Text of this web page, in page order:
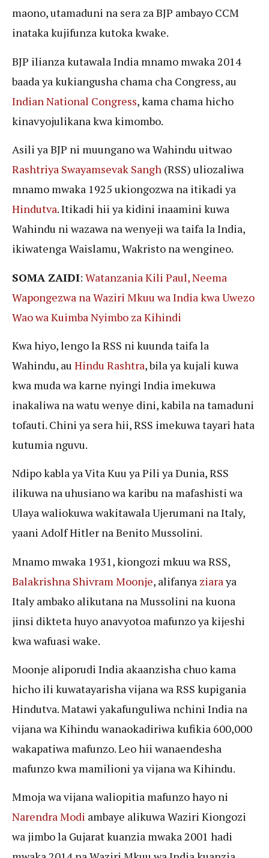
maono, utamaduni na sera za BJP ambayo CCM
inataka kujifunza kutoka kwake.
BJP ilianza kutawala India mnamo mwaka 2014
baada ya kukiangusha chama cha Congress, au
Indian National Congress, kama chama hicho
kinavyojulikana kwa kimombo.
Asili ya BJP ni muungano wa Wahindu uitwao
Rashtriya Swayamsevak Sangh (RSS) uliozaliwa
mnamo mwaka 1925 ukiongozwa na itikadi ya
Hindutva. Itikadi hii ya kidini inaamini kuwa
Wahindu ni wazawa na wenyeji wa taifa la India,
ikiwatenga Waislamu, Wakristo na wengineo.
SOMA ZAIDI: Watanzania Kili Paul, Neema
Wapongezwa na Waziri Mkuu wa India kwa Uwezo
Wao wa Kuimba Nyimbo za Kihindi
Kwa hiyo, lengo la RSS ni kuunda taifa la
Wahindu, au Hindu Rashtra, bila ya kujali kuwa
kwa muda wa karne nyingi India imekuwa
inakaliwa na watu wenye dini, kabila na tamaduni
tofauti. Chini ya sera hii, RSS imekuwa tayari hata
kutumia nguvu.
Ndipo kabla ya Vita Kuu ya Pili ya Dunia, RSS
ilikuwa na uhusiano wa karibu na mafashisti wa
Ulaya waliokuwa wakitawala Ujerumani na Italy,
yaani Adolf Hitler na Benito Mussolini.
Mnamo mwaka 1931, kiongozi mkuu wa RSS,
Balakrishna Shivram Moonje, alifanya ziaraya
Italy ambako alikutana na Mussolini na kuona
jinsi dikteta huyo anavyotoa mafunzo ya kijeshi
kwa wafuasi wake.
Moonje aliporudi India akaanzisha chuo kama
hicho ili kuwatayarisha vijana wa RSS kupigania
Hindutva. Matawi yakafunguliwa nchini India na
vijana wa Kihindu wanaokadiriwa kufikia 600,000
wakapatiwa mafunzo. Leo hii wanaendesha
mafunzo kwa mamilioni ya vijana wa Kihindu.
Mmoja wa vijana waliopitia mafunzo hayo ni
Narendra Modi ambaye alikuwa Waziri Kiongozi
wa jimbo la Gujarat kuanzia mwaka 2001 hadi